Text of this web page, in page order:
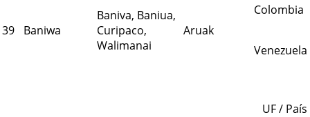
39 Baniwa
Baniva, Baniua,
Curipaco,
Walimanai
Aruak
Colombia
Venezuela
UF / País